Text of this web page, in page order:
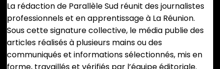
La rédaction de Parallèle Sud réunit des journalistes
professionnels et en apprentissage à La Réunion.
Sous cette signature collective, le média publie des
articles réalisés à plusieurs mains ou des
communiqués et informations sélectionnés, mis en